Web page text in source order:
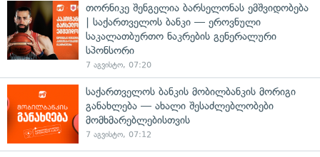
თორნიკე შენგელია ბარსელონას ემშვიდობება
| საქართველოს ბანკი — ეროვნული
საკალათბურთო ნაკრების გენერალური
სპონსორი
7 აგვისტო, 07:20
საქართველოს ბანკის მობილბანკის მორიგი
განახლება — ახალი შესაძლებლობები
მომხმარებლებისთვის
7 აგვისტო, 07:12